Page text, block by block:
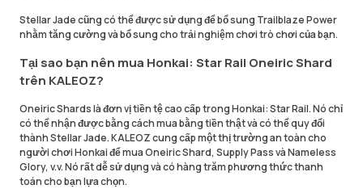
Stellar Jade cũng có thể được sử dụng để bổ sung Trailblaze Power
nhằm tăng cường và bổ sung cho trải nghiệm chơi trò chơi của bạn.
Tại sao bạn nên mua Honkai: Star Rail Oneiric Shard
trên KALEOZ?
Oneiric Shards là đơn vị tiền tệ cao cấp trong Honkai: Star Rail. Nó chỉ
có thể nhận được bằng cách mua bằng tiền thật và có thể quy đổi
thành Stellar Jade. KALEOZ cung cấp một thị trường an toàn cho
người chơi Honkai để mua Oneiric Shard, Supply Pass và Nameless
Glory, v.v. Nó rất dễ sử dụng và có hàng trăm phương thức thanh
toán cho bạn lựa chọn.